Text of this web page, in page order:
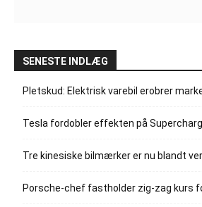
SENESTE INDLÆG
Pletskud: Elektrisk varebil erobrer
Tesla fordobler effekten på
Tre kinesiske bilmærker er nu blandt
Porsche-chef fastholder zig-zag kurs